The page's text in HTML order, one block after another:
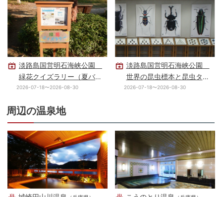
淡路島国営明石海峡公園
緑花クイズラリー（夏バー
ジョン）
2026-07-18〜2026-08-30
淡路島国営明石海峡公園
世界の昆虫標本と昆虫タペ
ストリーの展示
2026-07-18〜2026-08-30
周辺の温泉地